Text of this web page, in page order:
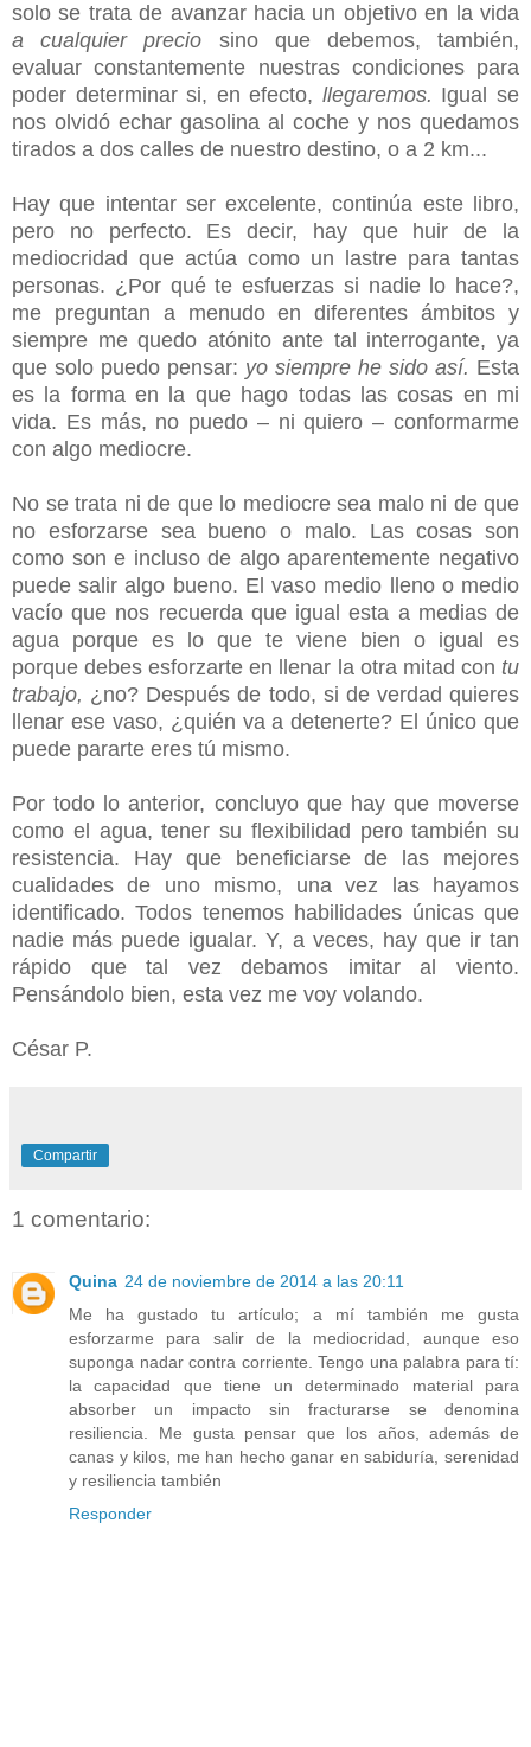
solo se trata de avanzar hacia un objetivo en la vida
a cualquier precio sino que debemos, también,
evaluar constantemente nuestras condiciones para
poder determinar si, en efecto, llegaremos. Igual se
nos olvidó echar gasolina al coche y nos quedamos
tirados a dos calles de nuestro destino, o a 2 km...
Hay que intentar ser excelente, continúa este libro,
pero no perfecto. Es decir, hay que huir de la
mediocridad que actúa como un lastre para tantas
personas. ¿Por qué te esfuerzas si nadie lo hace?,
me preguntan a menudo en diferentes ámbitos y
siempre me quedo atónito ante tal interrogante, ya
que solo puedo pensar: yo siempre he sido así. Esta
es la forma en la que hago todas las cosas en mi
vida. Es más, no puedo – ni quiero – conformarme
con algo mediocre.
No se trata ni de que lo mediocre sea malo ni de que
no esforzarse sea bueno o malo. Las cosas son
como son e incluso de algo aparentemente negativo
puede salir algo bueno. El vaso medio lleno o medio
vacío que nos recuerda que igual esta a medias de
agua porque es lo que te viene bien o igual es
porque debes esforzarte en llenar la otra mitad con tu
trabajo, ¿no? Después de todo, si de verdad quieres
llenar ese vaso, ¿quién va a detenerte? El único que
puede pararte eres tú mismo.
Por todo lo anterior, concluyo que hay que moverse
como el agua, tener su flexibilidad pero también su
resistencia. Hay que beneficiarse de las mejores
cualidades de uno mismo, una vez las hayamos
identificado. Todos tenemos habilidades únicas que
nadie más puede igualar. Y, a veces, hay que ir tan
rápido que tal vez debamos imitar al viento.
Pensándolo bien, esta vez me voy volando.
César P.
Compartir
1 comentario:
Quina 24 de noviembre de 2014 a las 20:11
Me ha gustado tu artículo; a mí también me gusta
esforzarme para salir de la mediocridad, aunque eso
suponga nadar contra corriente. Tengo una palabra para tí:
la capacidad que tiene un determinado material para
absorber un impacto sin fracturarse se denomina
resiliencia. Me gusta pensar que los años, además de
canas y kilos, me han hecho ganar en sabiduría, serenidad
y resiliencia también
Responder